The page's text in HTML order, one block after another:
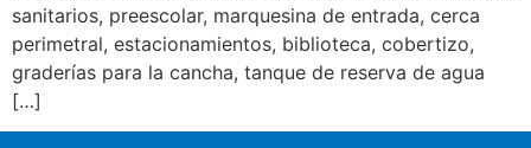
sanitarios, preescolar, marquesina de entrada, cerca
perimetral, estacionamientos, biblioteca, cobertizo,
graderías para la cancha, tanque de reserva de agua
[…]